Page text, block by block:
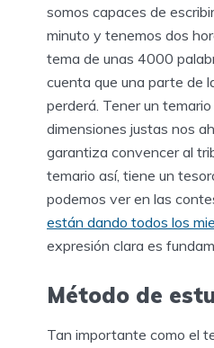
somos capaces de
minuto y tenemos dos
tema de unas 4000
cuenta que una parte de
perderá. Tener un
dimensiones justas nos
garantiza convencer al
temario así, tiene un
podemos ver en las
están dando todos los
expresión clara es
Método de
Tan importante como el